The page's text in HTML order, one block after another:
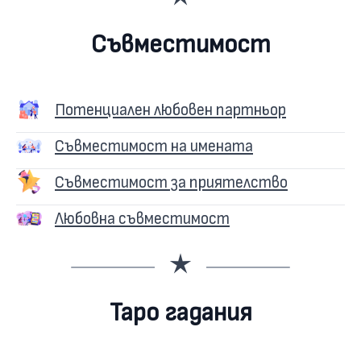
Съвместимост
Потенциален любовен партньор
Съвместимост на имената
Съвместимост за приятелство
Любовна съвместимост
Таро гадания